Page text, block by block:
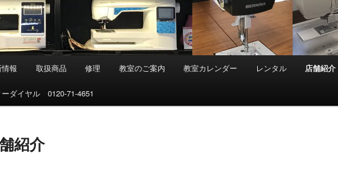
報 取扱商品 修理 教室のご案内 教室カレンダー レンタル 店舗紹介
ーダイヤル 0120-71-4651
紹介